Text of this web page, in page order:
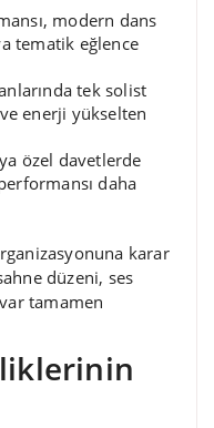
modern dans
tematik eğlence
tek solist
enerji yükselten
özel davetlerde
daha
karar
düzeni, ses
tamamen